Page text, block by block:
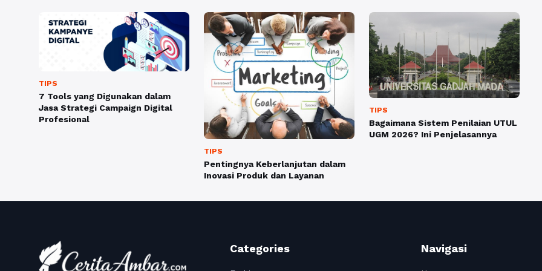
TIPS
7 Tools yang Digunakan dalam
Jasa Strategi Campaign Digital
Profesional
TIPS
Pentingnya Keberlanjutan dalam
Inovasi Produk dan Layanan
TIPS
Bagaimana Sistem Penilaian UTUL
UGM 2026? Ini Penjelasannya
Categories Navigasi